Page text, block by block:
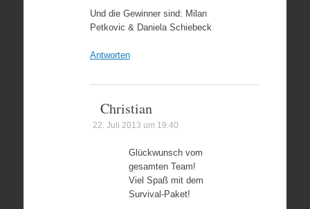
Und die Gewinner sind: Milan
Petkovic & Daniela Schiebeck
Antworten
Christian
22. Juli 2013 um 19:40
Glückwunsch vom
gesamten Team!
Viel Spaß mit dem
Survival-Paket!